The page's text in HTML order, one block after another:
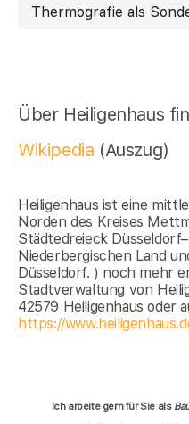
Thermografie als
Über Heiligenhaus
Wikipedia (Auszug)
Heiligenhaus ist eine
Norden des Kreises
Städtedreieck
Niederbergischen Land
Düsseldorf. ) noch mehr
Stadtverwaltung von
42579 Heiligenhaus oder
https://
Ich arbeite gern für Sie als